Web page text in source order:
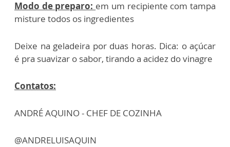
Modo de preparo: em um recipiente com tampa
misture todos os ingredientes
Deixe na geladeira por duas horas. Dica: o açúcar
é pra suavizar o sabor, tirando a acidez do vinagre
Contatos:
ANDRÉ AQUINO - CHEF DE COZINHA
@ANDRELUISAQUIN